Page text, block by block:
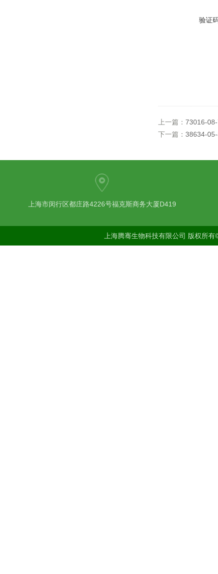
验证
上一篇： 73016-
下一篇： 38634-
上海市闵行区都庄路4226号福克斯商务大厦D419
上海腾骞生物科技有限公司 版权所